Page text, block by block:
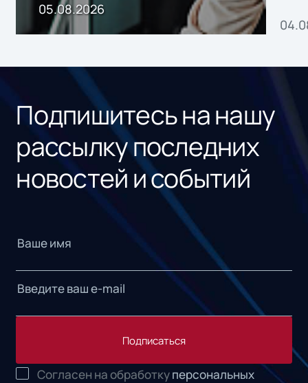
05.08.2026
Подпишитесь на нашу
рассылку последних
новостей и событий
Подписаться
Согласен на обработкуперсональных